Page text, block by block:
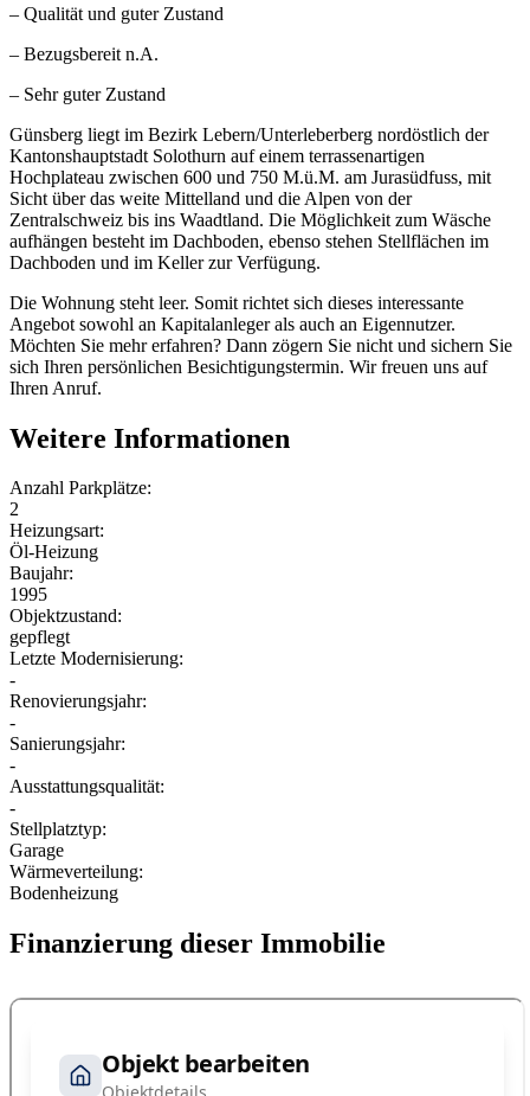
– Qualität und guter Zustand
– Bezugsbereit n.A.
– Sehr guter Zustand
Günsberg liegt im Bezirk Lebern/Unterleberberg nordöstlich der
Kantonshauptstadt Solothurn auf einem terrassenartigen
Hochplateau zwischen 600 und 750 M.ü.M. am Jurasüdfuss, mit
Sicht über das weite Mittelland und die Alpen von der
Zentralschweiz bis ins Waadtland. Die Möglichkeit zum Wäsche
aufhängen besteht im Dachboden, ebenso stehen Stellflächen im
Dachboden und im Keller zur Verfügung.
Die Wohnung steht leer. Somit richtet sich dieses interessante
Angebot sowohl an Kapitalanleger als auch an Eigennutzer.
Möchten Sie mehr erfahren? Dann zögern Sie nicht und sichern Sie
sich Ihren persönlichen Besichtigungstermin. Wir freuen uns auf
Ihren Anruf.
Weitere Informationen
Anzahl Parkplätze:
2
Heizungsart:
Öl-Heizung
Baujahr:
1995
Objektzustand:
gepflegt
Letzte Modernisierung:
-
Renovierungsjahr:
-
Sanierungsjahr:
-
Ausstattungsqualität:
-
Stellplatztyp:
Garage
Wärmeverteilung:
Bodenheizung
Finanzierung dieser Immobilie